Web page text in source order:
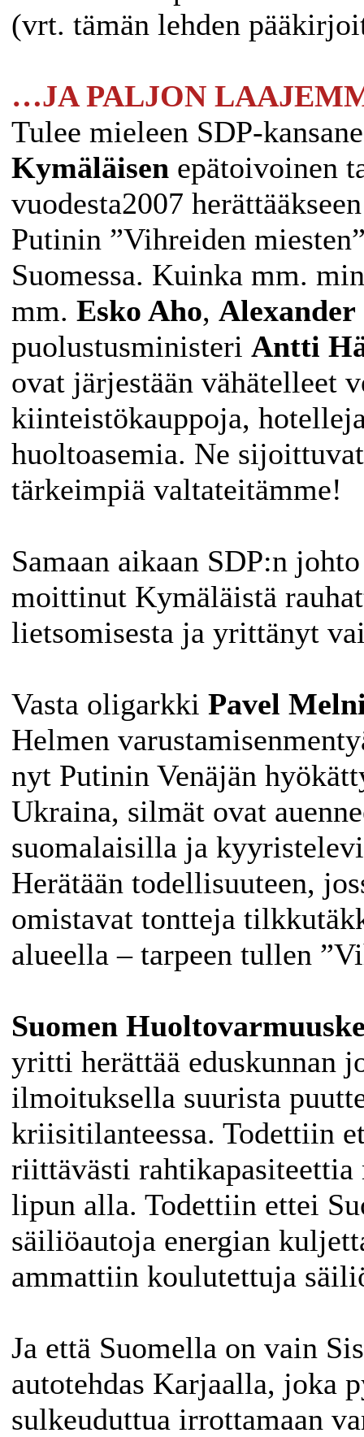
(vrt. tämän lehden
…JA PALJON
Tulee mieleen SDP-
Kymäläisen epätoivoinen
vuodesta2007
Putinin ”Vihreiden
Suomessa. Kuinka mm.
mm. Esko Aho, Alexander
puolustusministeri Antti
ovat järjestään vähätelleet
kiinteistökauppoja,
huoltoasemia. Ne
tärkeimpiä valtateitämme!
Samaan aikaan SDP:n
moittinut Kymäläistä
lietsomisesta ja yrittänyt
Vasta oligarkki Pavel
Helmen
nyt Putinin Venäjän
Ukraina, silmät ovat
suomalaisilla ja
Herätään todellisuuteen,
omistavat tontteja
alueella – tarpeen tullen
Suomen
yritti herättää eduskunnan
ilmoituksella suurista
kriisitilanteessa. Todettiin
riittävästi
lipun alla. Todettiin ettei
säiliöautoja energian
ammattiin koulutettuja
Ja että Suomella on vain
autotehdas Karjaalla, joka
sulkeuduttua irrottamaan